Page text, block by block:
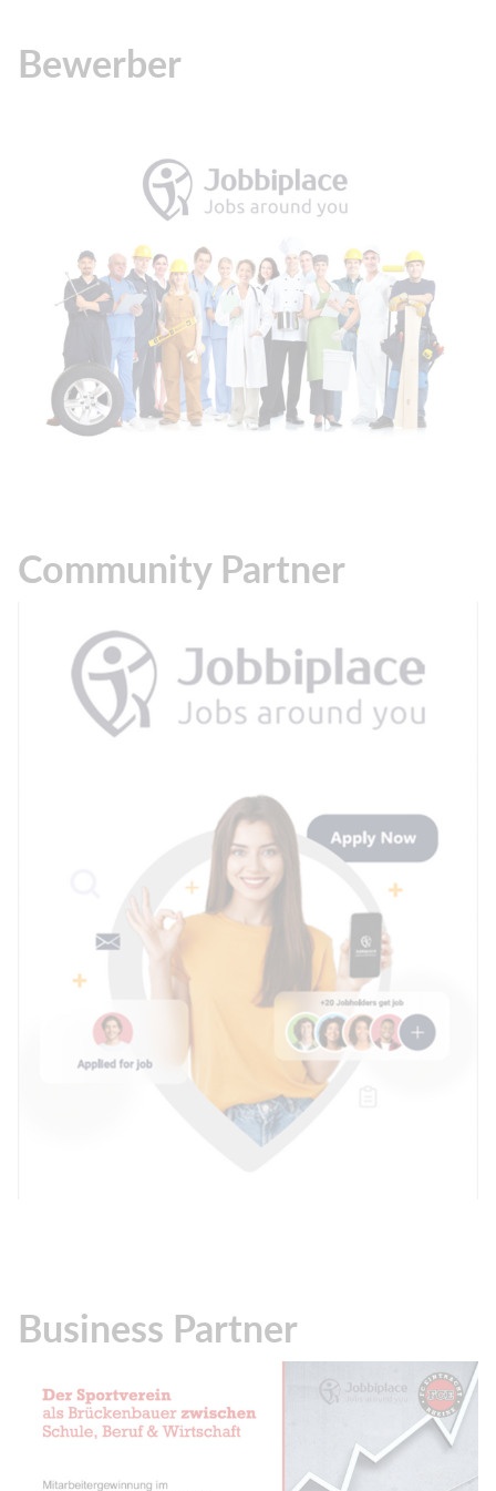
Bewerber
Community Partner
Business Partner